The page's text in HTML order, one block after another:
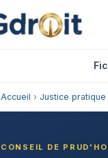
Accueil › Justice pratique
CONSEIL DE